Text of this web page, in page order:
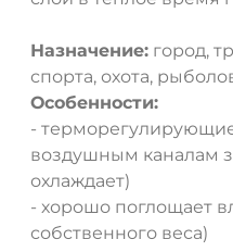
Назначение: город,
спорта, охота,
Особенности:
-
воздушным каналам
охлаждает)
- хорошо поглощает
собственного веса)